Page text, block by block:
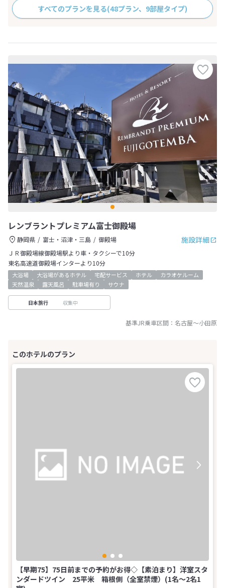
すべてのプランを見る(48プラン、9部屋タイプ)
レンブラントプレミアム富士御殿場
施設詳細
静岡県 富士・沼津・三島
御殿場
ＪＲ御殿場線御殿場駅より車・タクシーで10分
東名高速道御殿場インターより10分
大浴場 大浴場があるホテル 宅配サービス ホテル
カラオケルーム
天然温泉
露天風呂 駐車場有り サウナ
日本旅行 収集中
基準JR乗車区間： 名古屋～小田原
【早期75】75日前までの予約がお得◇【素泊まり】洋室スタ
ンダードツイン 25平米 箱根側（全室禁煙）(1名～2名1